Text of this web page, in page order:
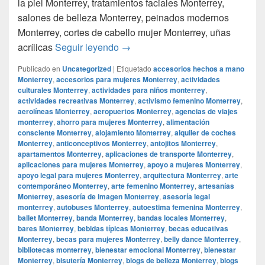
salones de belleza Monterrey, peinados modernos
Monterrey, cortes de cabello mujer Monterrey, uñas
acrílicasSeguir leyendo Smoke Shop Monterrey
→
Publicado en Uncategorized | Etiquetado accesorios hechos a mano
Monterrey, accesorios para mujeres Monterrey, actividades
culturales Monterrey, actividades para niños monterrey,
actividades recreativas Monterrey, activismo femenino Monterrey,
aerolíneas Monterrey, aeropuertos Monterrey, agencias de viajes
monterrey, ahorro para mujeres Monterrey, alimentación
consciente Monterrey, alojamiento Monterrey, alquiler de coches
Monterrey, anticonceptivos Monterrey, antojitos Monterrey,
apartamentos Monterrey, aplicaciones de transporte Monterrey,
aplicaciones para mujeres Monterrey, apoyo a mujeres Monterrey,
apoyo legal para mujeres Monterrey, arquitectura Monterrey, arte
contemporáneo Monterrey, arte femenino Monterrey, artesanías
Monterrey, asesoría de imagen Monterrey, asesoría legal
monterrey, autobuses Monterrey, autoestima femenina Monterrey,
ballet Monterrey, banda Monterrey, bandas locales Monterrey,
bares Monterrey, bebidas típicas Monterrey, becas educativas
Monterrey, becas para mujeres Monterrey, belly dance Monterrey,
bibliotecas monterrey, bienestar emocional Monterrey, bienestar
Monterrey, bisutería Monterrey, blogs de belleza Monterrey, blogs